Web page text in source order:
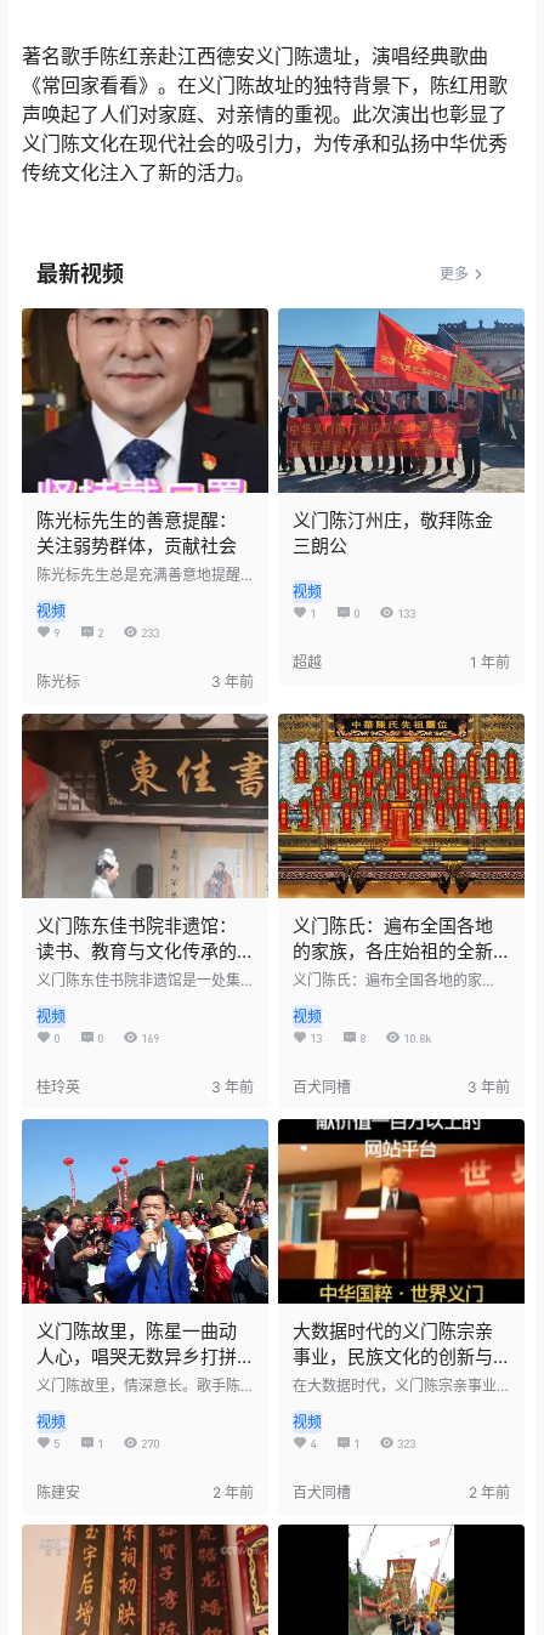
著名歌手陈红亲赴江西德安义门陈遗址，演唱经典歌曲
《常回家看看》。在义门陈故址的独特背景下，陈红用歌
声唤起了人们对家庭、对亲情的重视。此次演出也彰显了
义门陈文化在现代社会的吸引力，为传承和弘扬中华优秀
传统文化注入了新的活力。
最新视频 更多
陈光标先生的善意提醒：
关注弱势群体，贡献社会
陈光标先生总是充满善意地提醒
公益事业。他用自己的行动和言
论激励着更多的人投身于慈善事
视频
9 2 233
陈光标 3 年前
义门陈汀州庄，敬拜陈金
三朗公
视频
1 0 133
超越 1 年前
义门陈东佳书院非遗馆：
读书、教育与文化传承的
融合
义门陈东佳书院非遗馆是一处集
场所。这里不仅提供了丰富的图
书资源，还有专业的教育团队，
时，非遗馆还致力于传承和发扬
传统文化，通过展示和传播当地
非物质文化遗产，让更多人了解
在这里，人们可以深入了解传统
文化的魅力和价值，也可以通过
学习和传承，为文化的发展做出
自己的贡献。
视频
0 0 169
桂玲英 3 年前
义门陈氏：遍布全国各地
的家族，各庄始祖的全新
起源地揭秘
义门陈氏：遍布全国各地的家
991年，陈发琳因服兵役离开家
乡，尽管对家族历史有所耳闻，
005年，他深爱的爷爷离世，家谱
失传，使他的寻根之路更加艰
难。尽管身处异地，他始终铭记
家族文化传承的重要性，致力于
教育子孙不忘根源。 为了追溯家
族的历史，陈发琳在2016年发起
了寻亲活动。经过三年多的不懈
努力，他终于揭开了义门陈氏在
云南省镇雄县坡头乡新场…
视频
13 8 10.8k
百犬同槽 3 年前
义门陈故里，陈星一曲动
人心，唱哭无数异乡打拼
陈家人！
义门陈故里，情深意长。歌手陈
人心弦。歌声中，是对家乡的无
限眷恋，也是对所有在外拼搏陈
数听众泪眼婆娑，共鸣于那份跨
越千山万水的乡愁与坚韧不拔的
奋斗精神。
视频
5 1 270
陈建安 2 年前
大数据时代的义门陈宗亲
事业，民族文化的创新与
繁荣
在大数据时代，义门陈宗亲事业
借助先进的技术和数据分析，我
们能够更好地传承和发扬义门陈
荣发展。 作为中国传统文化的重
要组成部分，义门陈文化源远流
长，蕴含着深厚的道德底蕴和人
文精神。在新的历史时期，我们
肩负着传承和弘扬义门陈文化的
使命，让更多的人了解和认同这
一优秀的民族文化。 通过大数据
技术的支持，我们可以更好地挖
视频
4 1 323
百犬同槽 2 年前